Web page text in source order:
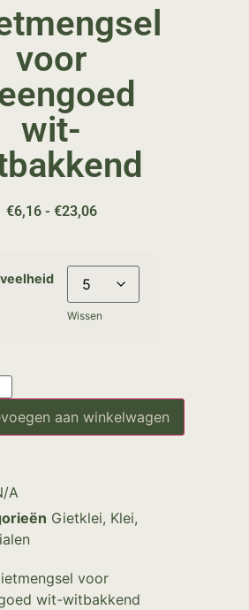
voor
wit-
€6,16 - €23,06
Wissen
aan winkelwagen
A
Gietklei, Klei,
voor
wit-witbakkend